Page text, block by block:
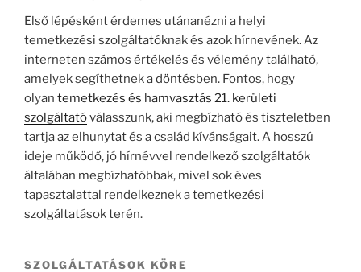
Első lépésként érdemes utánanézni a helyi
temetkezési szolgáltatóknak és azok hírnevének. Az
interneten számos értékelés és vélemény található,
amelyek segíthetnek a döntésben. Fontos, hogy
olyan temetkezés és hamvasztás 21. kerületi
szolgáltatóválasszunk, aki megbízható és tiszteletben
tartja az elhunytat és a család kívánságait. A hosszú
ideje működő, jó hírnévvel rendelkező szolgáltatók
általában megbízhatóbbak, mivel sok éves
tapasztalattal rendelkeznek a temetkezési
szolgáltatások terén.
SZOLGÁLTATÁSOK KÖRE